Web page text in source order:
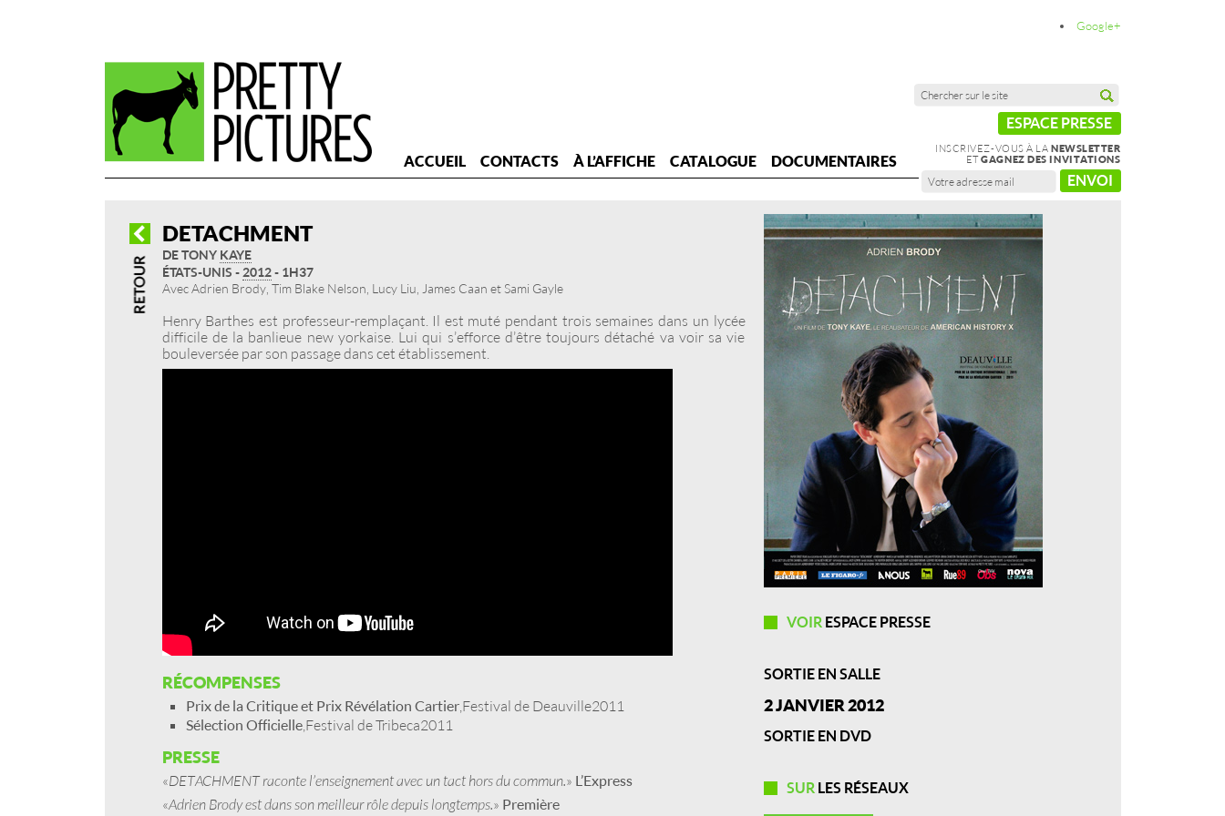
Google+
ESPACE PRESSE
INSCRIVEZ-VOUS À LA NEWSLETTER
ETGAGNEZ DES INVITATIONS
ENVOI
ACCUEIL CONTACTS À L’AFFICHE CATALOGUE DOCUMENTAIRES
DETACHMENT
DE TONY KAYE
ÉTATS-UNIS - 2012- 1H37
Avec Adrien Brody, Tim Blake Nelson, Lucy Liu, James Caan et Sami Gayle
Henry Barthes est professeur-remplaçant. Il est muté pendant trois semaines dans un lycée
difficile de la banlieue new yorkaise. Lui qui s’efforce d’être toujours détaché va voir sa vie
bouleversée par son passage dans cet établissement.
RÉCOMPENSES
Prix de la Critique et Prix Révélation Cartier, Festival de Deauville 2011
Sélection Officielle, Festival de Tribeca 2011
PRESSE
«DETACHMENT raconte l’enseignement avec un tact hors du commun.» L’Express
«Adrien Brody est dans son meilleur rôle depuis longtemps.» Première
VOIR ESPACE PRESSE
SORTIE EN SALLE
2 JANVIER 2012
SORTIE EN DVD
SUR LES RÉSEAUX